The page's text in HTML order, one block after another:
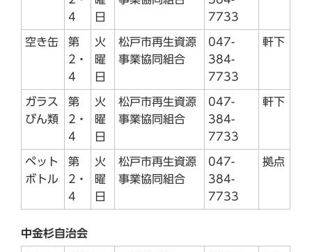
4
日
7733
空き缶
第
2・
4
火
曜
日
松戸市再生資源
事業協同組合
047-
384-
7733
軒下
ガラス
びん類
第
2・
4
火
曜
日
松戸市再生資源
事業協同組合
047-
384-
7733
軒下
ペット
ボトル
第
2・
4
火
曜
日
松戸市再生資源
事業協同組合
047-
384-
7733
拠点
中金杉自治会